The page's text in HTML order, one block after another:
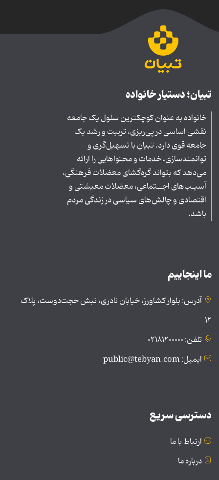
تبیان؛ دستیار خانواده
خانواده به عنوان کوچکترین سلول یک جامعه
نقشی اساسی در پی‌ریزی، تربیت و رشد یک
جامعه قوی دارد. تبیان با تسهیل‌گری و
توانمندسازی، خدمات و محتواهایی را ارائه
می‌دهد که بتواند گره‌گشای معضلات فرهنگی،
آسیـب‌های اجــتماعی، معضلات معیشتی و
اقتصادی و چالش‌های سیاسی در زندگی مردم
باشد.
ما اینجاییم
آدرس: بلوار کشاورز، خیابان نادری، نبش حجت‌دوست، پلاک
۱۲
تلفن: ۰۲۱۸۱۲۰۰۰۰۰
ایمیل: public@tebyan.com
دسترسی سریع
ارتباط با ما
درباره ما